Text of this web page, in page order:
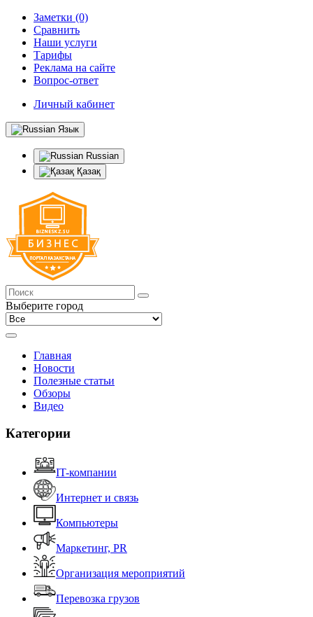
Заметки (0)
Сравнить
Наши услуги
Тарифы
Реклама на сайте
Вопрос-ответ
Личный кабинет
Язык
Russian
Қазақ
Выберите город
Главная
Новости
Полезные статьи
Обзоры
Видео
Категории
IT-компании
Интернет и связь
Компьютеры
Маркетинг, PR
Организация мероприятий
Перевозка грузов